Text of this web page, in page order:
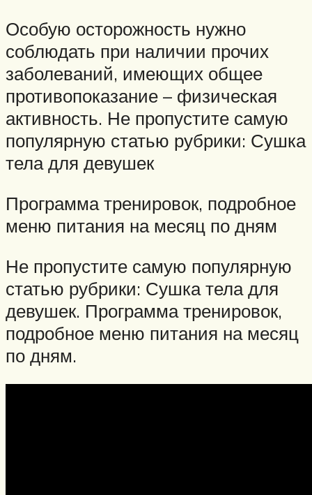
Особую осторожность нужно
соблюдать при наличии прочих
заболеваний, имеющих общее
противопоказание – физическая
активность. Не пропустите самую
популярную статью рубрики: Сушка
тела для девушек
Программа тренировок, подробное
меню питания на месяц по дням
Не пропустите самую популярную
статью рубрики: Сушка тела для
девушек. Программа тренировок,
подробное меню питания на месяц
по дням.